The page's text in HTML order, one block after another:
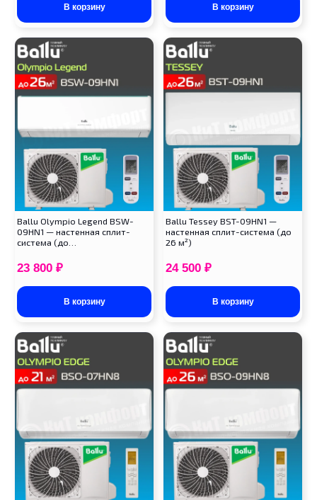
В корзину В корзину
Ballu Olympio Legend BSW-
09HN1 — настенная сплит-
система (до…
23 800 ₽
В корзину
Ballu Tessey BST-09HN1 —
настенная сплит-система (до
26 м²)
24 500 ₽
В корзину